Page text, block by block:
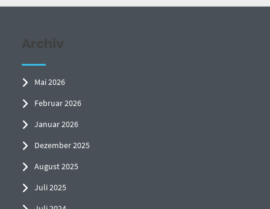
Archiv
Mai 2026
Februar 2026
Januar 2026
Dezember 2025
August 2025
Juli 2025